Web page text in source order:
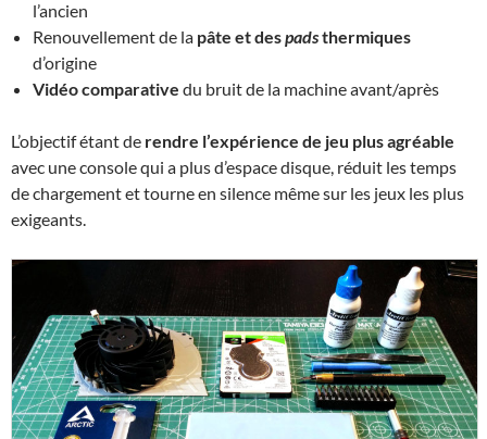
l’ancien
Renouvellement de la pâte et despadsthermiques
d’origine
Vidéo comparative du bruit de la machine avant/après
L’objectif étant de rendre l’expérience de jeu plus agréable
avec une console qui a plus d’espace disque, réduit les temps
de chargement et tourne en silence même sur les jeux les plus
exigeants.